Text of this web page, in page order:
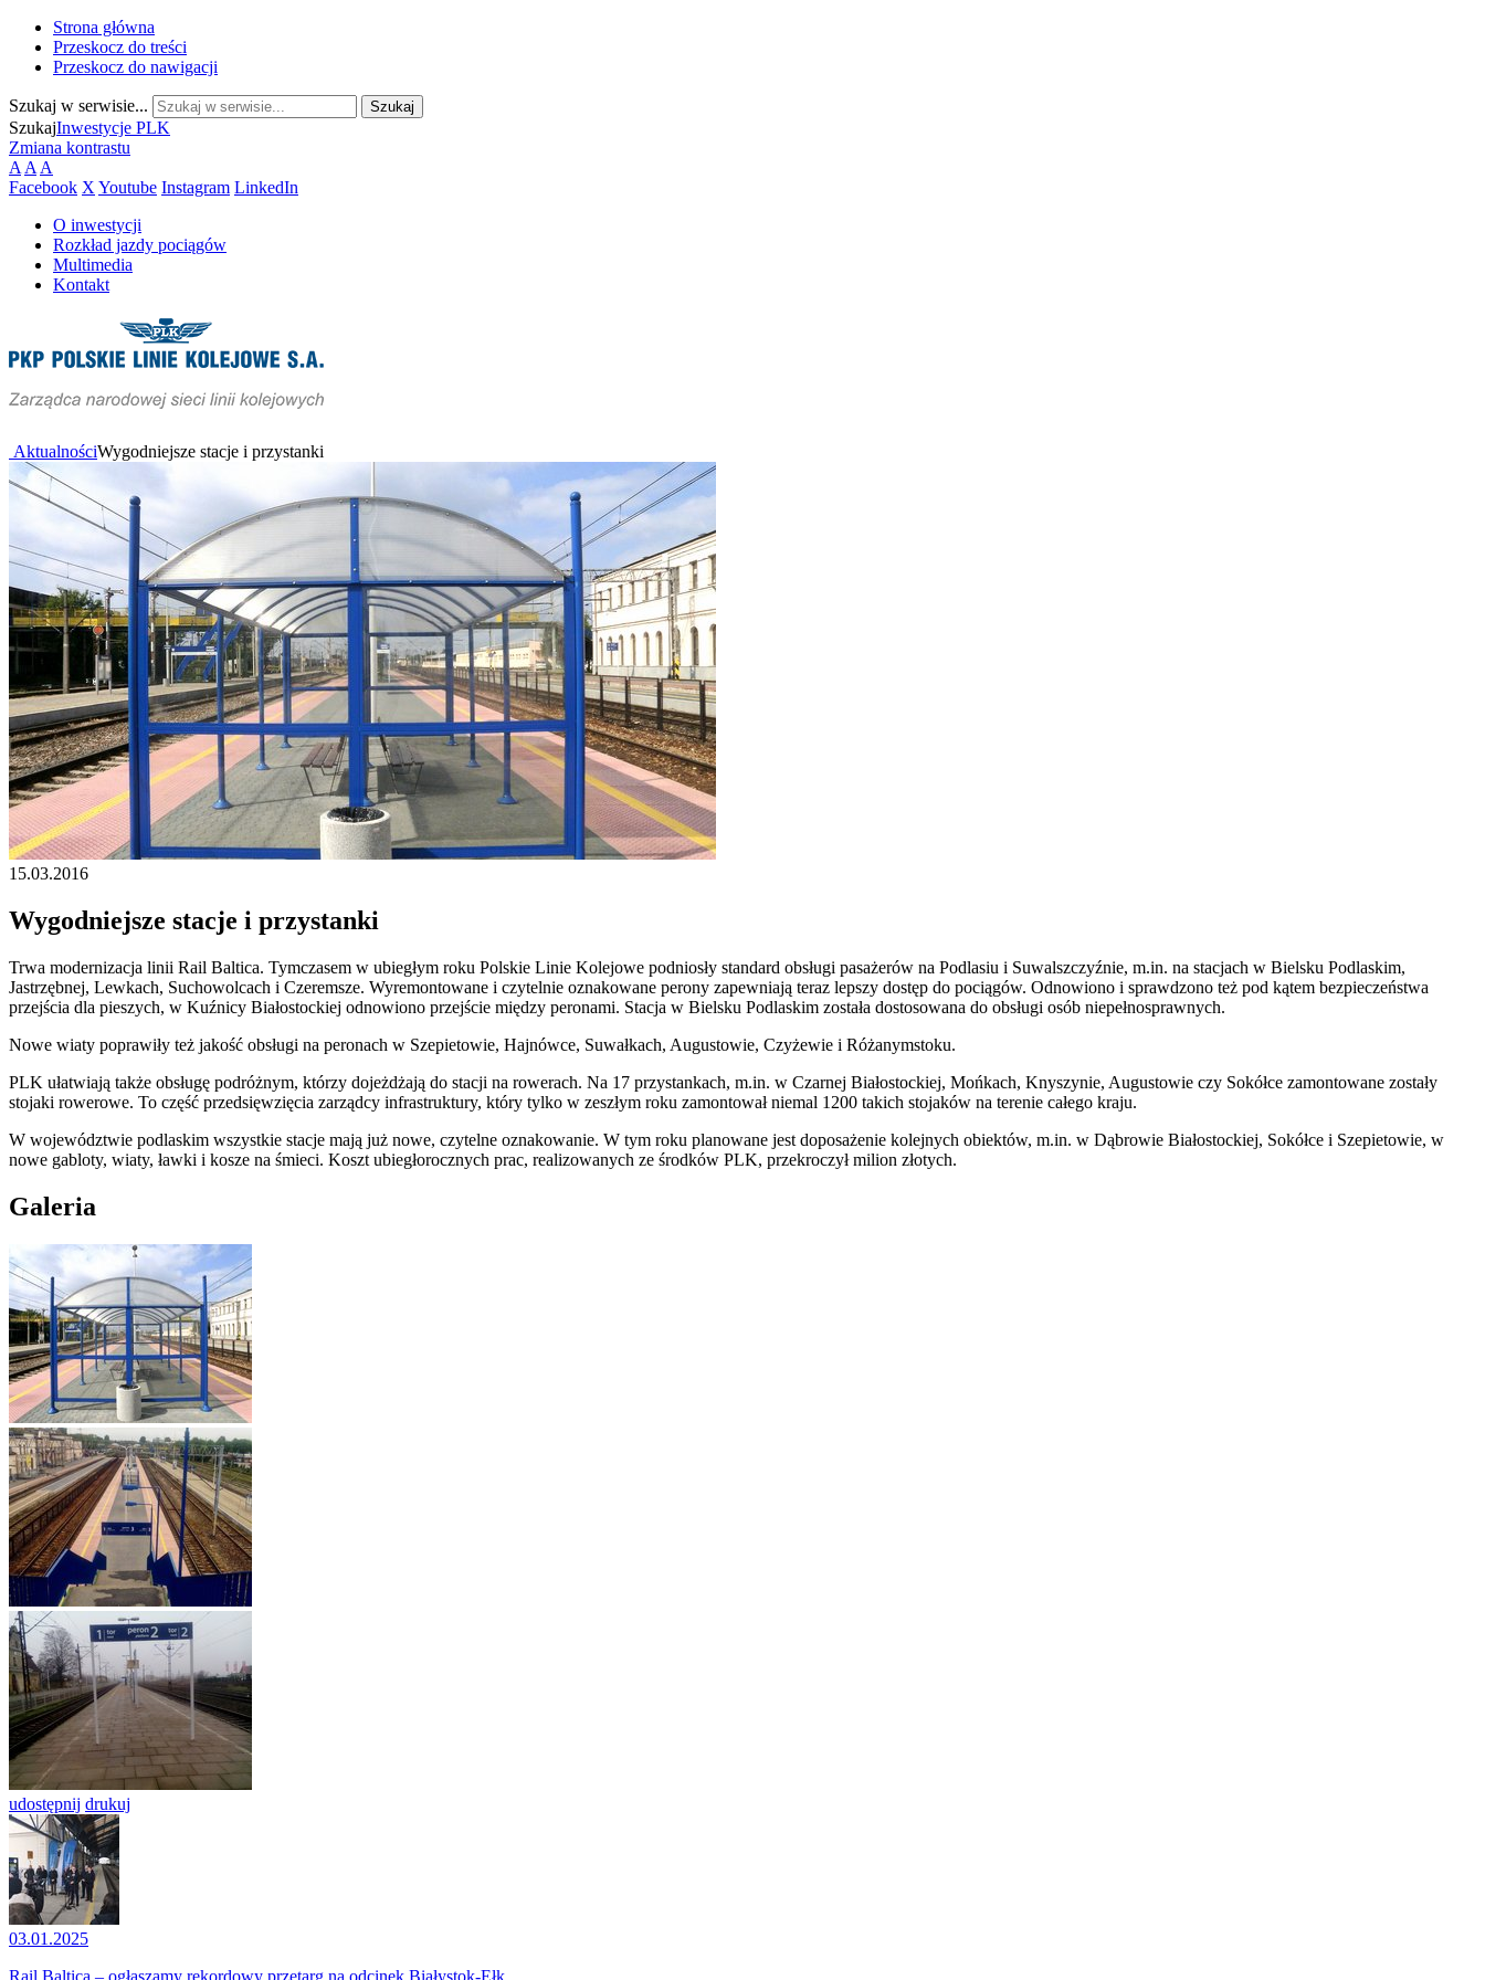
Strona główna
Przeskocz do treści
Przeskocz do nawigacji
Szukaj w serwisie...
SzukajInwestycje PLK
Zmiana kontrastu
A A A
Facebook X Youtube Instagram LinkedIn
O inwestycji
Rozkład jazdy pociągów
Multimedia
Kontakt
AktualnościWygodniejsze stacje i przystanki
15.03.2016
Wygodniejsze stacje i przystanki
Trwa modernizacja linii Rail Baltica. Tymczasem w ubiegłym roku Polskie Linie Kolejowe podniosły standard obsługi pasażerów na Podlasiu i Suwalszczyźnie, m.in. na stacjach w Bielsku Podlaskim,
Jastrzębnej, Lewkach, Suchowolcach i Czeremsze. Wyremontowane i czytelnie oznakowane perony zapewniają teraz lepszy dostęp do pociągów. Odnowiono i sprawdzono też pod kątem bezpieczeństwa
przejścia dla pieszych, w Kuźnicy Białostockiej odnowiono przejście między peronami. Stacja w Bielsku Podlaskim została dostosowana do obsługi osób niepełnosprawnych.
Nowe wiaty poprawiły też jakość obsługi na peronach w Szepietowie, Hajnówce, Suwałkach, Augustowie, Czyżewie i Różanymstoku.
PLK ułatwiają także obsługę podróżnym, którzy dojeżdżają do stacji na rowerach. Na 17 przystankach, m.in. w Czarnej Białostockiej, Mońkach, Knyszynie, Augustowie czy Sokółce zamontowane zostały
stojaki rowerowe. To część przedsięwzięcia zarządcy infrastruktury, który tylko w zeszłym roku zamontował niemal 1200 takich stojaków na terenie całego kraju.
W województwie podlaskim wszystkie stacje mają już nowe, czytelne oznakowanie. W tym roku planowane jest doposażenie kolejnych obiektów, m.in. w Dąbrowie Białostockiej, Sokółce i Szepietowie, w
nowe gabloty, wiaty, ławki i kosze na śmieci. Koszt ubiegłorocznych prac, realizowanych ze środków PLK, przekroczył milion złotych.
Galeria
udostępnij drukuj
03.01.2025
Rail Baltica – ogłaszamy rekordowy przetarg na odcinek Białystok-Ełk